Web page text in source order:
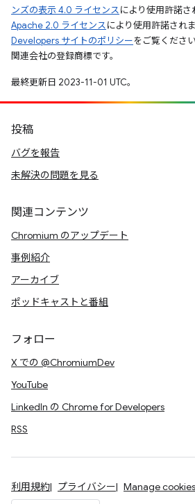
ンズの表示 4.0 ライセンスにより使用許諾
Apache 2.0 ライセンスにより使用許諾され
Developers サイトのポリシーをご覧くださ
関連会社の登録商標です。
最終更新日 2023-11-01 UTC。
投稿
バグを報告
未解決の問題を見る
関連コンテンツ
Chromium のアップデート
事例紹介
アーカイブ
ポッドキャストと番組
フォロー
X での @ChromiumDev
YouTube
LinkedIn の Chrome for Developers
RSS
利用規約 プライバシー Manage cookies